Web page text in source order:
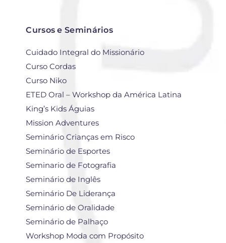
Cursos e Seminários
Cuidado Integral do Missionário
Curso Cordas
Curso Niko
ETED Oral – Workshop da América Latina
King’s Kids Águias
Mission Adventures
Seminário Crianças em Risco
Seminário de Esportes
Seminario de Fotografia
Seminário de Inglês
Seminário De Liderança
Seminário de Oralidade
Seminário de Palhaço
Workshop Moda com Propósito